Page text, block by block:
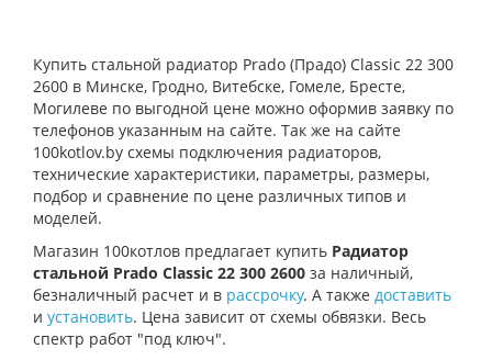
Купить стальной радиатор Prado (Прадо) Classic 22 300
2600 в Минске, Гродно, Витебске, Гомеле, Бресте,
Могилеве по выгодной цене можно оформив заявку по
телефонов указанным на сайте. Так же на сайте
100kotlov.by схемы подключения радиаторов,
технические характеристики, параметры, размеры,
подбор и сравнение по цене различных типов и
моделей.
Магазин 100котлов предлагает купить Радиатор
стальной Prado Classic 22 300 2600 за наличный,
безналичный расчет и в рассрочку. А также доставить
и установить. Цена зависит от схемы обвязки. Весь
спектр работ "под ключ".